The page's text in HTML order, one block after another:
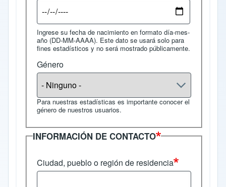
Fecha
Ingrese su fecha de nacimiento en formato día-mes-
año (DD-MM-AAAA). Este dato se usará solo para
fines estadísticos y no será mostrado públicamente.
Género
Para nuestras estadísticas es importante conocer el
género de nuestros usuarios.
INFORMACIÓN DE CONTACTO
Ciudad, pueblo o región de residencia